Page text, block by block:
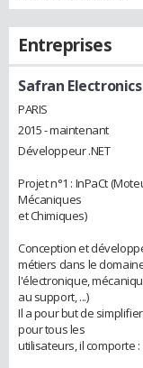
Entreprises
Safran
PARIS
2015 - maintenant
Développeur .NET
Projet n°1 : InPaCt
Mécaniques
et Chimiques)
Conception et
métiers dans le
l'électronique,
au support, ...)
Il a pour but de
pour tous les
utilisateurs, il comporte :